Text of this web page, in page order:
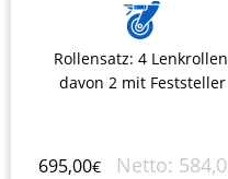
Rollensatz: 4
davon 2 mit Feststeller
695,00€ Netto: